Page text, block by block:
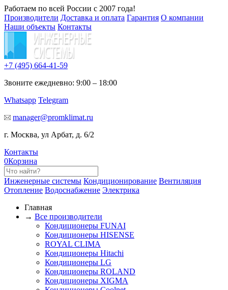
Работаем по всей России с 2007 года!
Производители Доставка и оплата Гарантия О компании
Наши объекты Контакты
+7 (495) 664-41-59
Звоните ежедневно: 9:00 – 18:00
Whatsapp Telegram
manager@promklimat.ru
г. Москва, ул Арбат, д. 6/2
Контакты
0Корзина
Инженерные системы Кондиционирование Вентиляция
Отопление Водоснабжение Электрика
Главная
→ Все производители
Кондиционеры FUNAI
Кондиционеры HISENSE
ROYAL CLIMA
Кондиционеры Hitachi
Кондиционеры LG
Кондиционеры ROLAND
Кондиционеры XIGMA